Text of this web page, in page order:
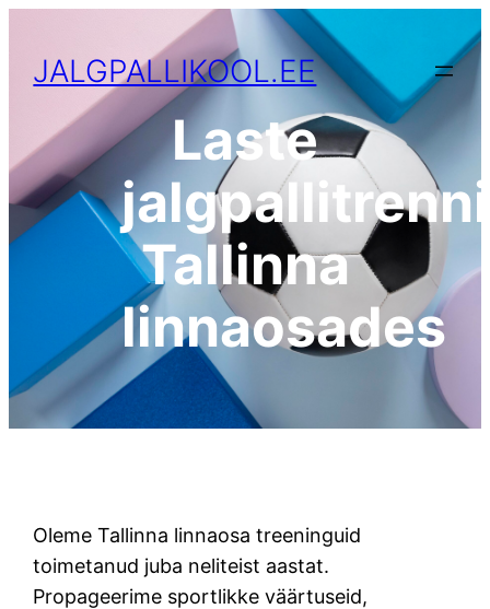
juurde
JALGPALLIKOOL.EE
Laste
Tallinna
linnaosades
Oleme Tallinna linnaosa treeninguid
toimetanud juba neliteist aastat.
Propageerime sportlikke väärtuseid,